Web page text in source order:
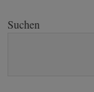
Suchen